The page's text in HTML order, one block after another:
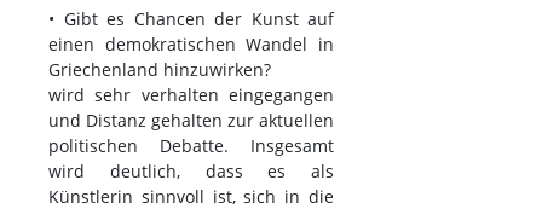
• Gibt es Chancen der Kunst auf
einen demokratischen Wandel in
Griechenland hinzuwirken?
wird sehr verhalten eingegangen
und Distanz gehalten zur aktuellen
politischen Debatte. Insgesamt
wird deutlich, dass es als
Künstlerin sinnvoll ist, sich in die